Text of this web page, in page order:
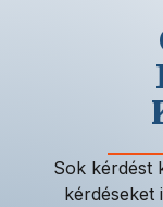
Sok kérdést
kérdéseket